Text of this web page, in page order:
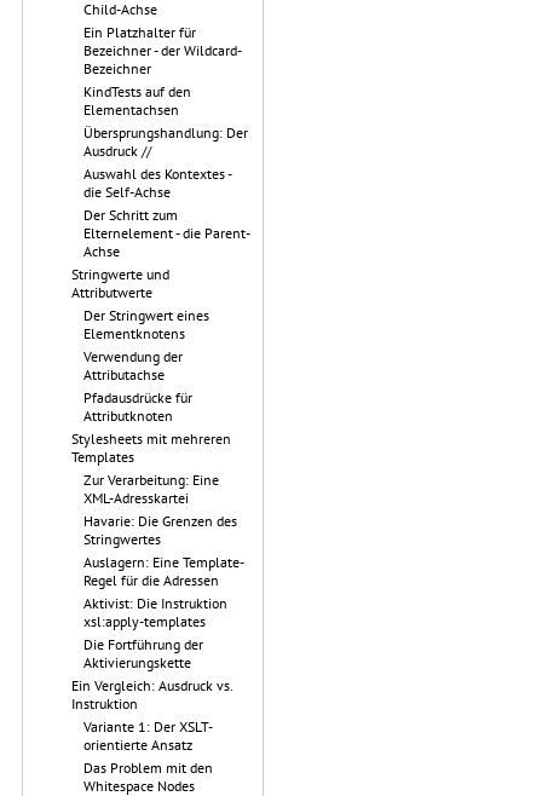
Child-Achse
Ein Platzhalter für
Bezeichner - der Wildcard-
Bezeichner
KindTests auf den
Elementachsen
Übersprungshandlung: Der
Ausdruck //
Auswahl des Kontextes -
die Self-Achse
Der Schritt zum
Elternelement - die Parent-
Achse
Stringwerte und
Attributwerte
Der Stringwert eines
Elementknotens
Verwendung der
Attributachse
Pfadausdrücke für
Attributknoten
Stylesheets mit mehreren
Templates
Zur Verarbeitung: Eine
XML-Adresskartei
Havarie: Die Grenzen des
Stringwertes
Auslagern: Eine Template-
Regel für die Adressen
Aktivist: Die Instruktion
xsl:apply-templates
Die Fortführung der
Aktivierungskette
Ein Vergleich: Ausdruck vs.
Instruktion
Variante 1: Der XSLT-
orientierte Ansatz
Das Problem mit den
Whitespace Nodes